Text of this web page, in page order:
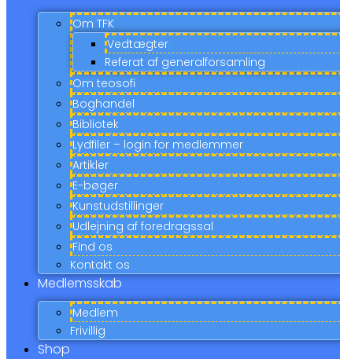
Om TFK
Vedtægter
Referat af generalforsamling
Om teosofi
Boghandel
Bibliotek
Lydfiler – login for medlemmer
Artikler
E-bøger
Kunstudstillinger
Udlejning af foredragssal
Find os
Kontakt os
Medlemsskab
Medlem
Frivillig
Shop